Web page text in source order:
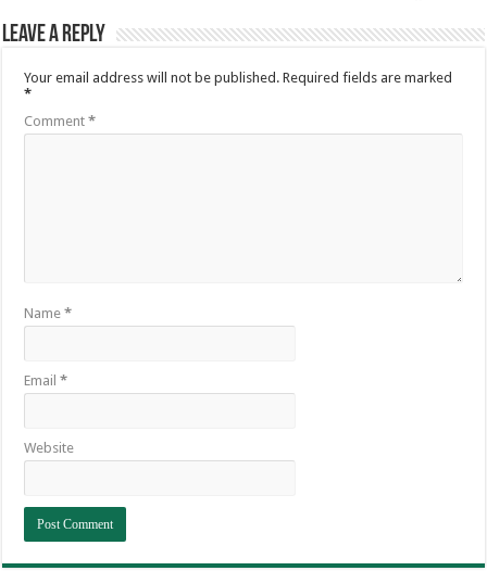
Leave a Reply
Your email address will not be published. Required fields are marked
*
Comment*
Name*
Email*
Website